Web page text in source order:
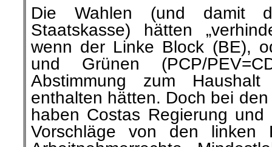
Die Wahlen (und damit
Staatskasse) hätten
wenn der Linke Block (BE),
und Grünen (PCP/
Abstimmung zum
enthalten hätten. Doch bei
haben Costas Regierung
Vorschläge von den linken